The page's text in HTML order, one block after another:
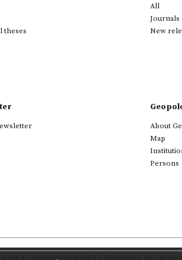
theses
All
Journals
New
About
Map
Persons
out in cooperation with PAS Committee on